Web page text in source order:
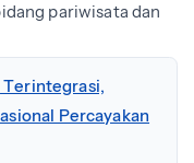
pariwisata dan
Terintegrasi,
Percayakan